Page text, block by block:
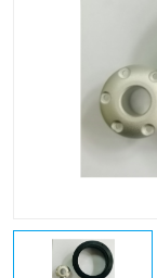
不锈钢加工